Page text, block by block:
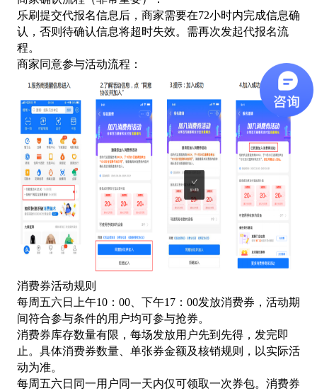
乐刷提交代报名信息后，商家需要在72小时内完成信息确
认，否则待确认信息将超时失效。需再次发起代报名流
程。
商家同意参与活动流程：
消费券活动规则
每周五六日上午10：00、下午17：00发放消费券，活动期
间符合参与条件的用户均可参与抢券。
消费券库存数量有限，每场发放用户先到先得，发完即
止。具体消费券数量、单张券金额及核销规则，以实际活
动为准。
每周五六日同一用户同一天内仅可领取一次券包。消费券